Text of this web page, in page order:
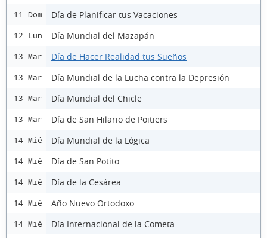
11 Dom Día de Planificar tus Vacaciones
12 Lun Día Mundial del Mazapán
13 Mar Día de Hacer Realidad tus Sueños
13 Mar Día Mundial de la Lucha contra la Depresión
13 Mar Día Mundial del Chicle
13 Mar Día de San Hilario de Poitiers
14 Mié Día Mundial de la Lógica
14 Mié Día de San Potito
14 Mié Día de la Cesárea
14 Mié Año Nuevo Ortodoxo
14 Mié Día Internacional de la Cometa